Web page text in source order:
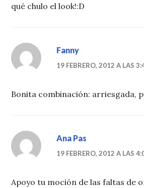
qué chulo el look!:D
Fanny
19 FEBRERO, 2012 A LAS
Bonita combinación: arriesgada,
Ana Pas
19 FEBRERO, 2012 A LAS
Apoyo tu moción de las faltas de